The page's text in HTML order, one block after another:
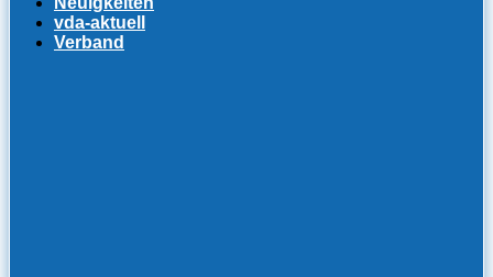
vda-aktuell
Verband